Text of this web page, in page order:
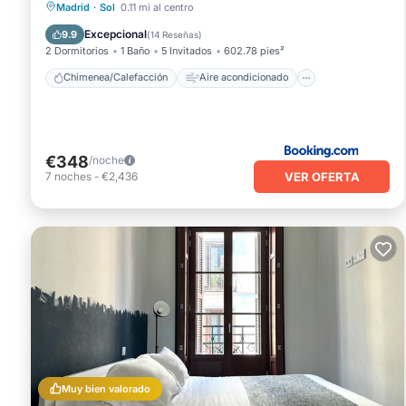
Madrid · Sol 0.11 mi al centro
9.9 Excepcional(14 Reseñas)
2 Dormitorios 1 Baño 5 Invitados 602.78 pies²
Chimenea/Calefacción Aire acondicionado
Aire acondicionado
Seguridad/Protección
€348/noche
7 noches - €2,436 VER OFERTA
Muy bien valorado